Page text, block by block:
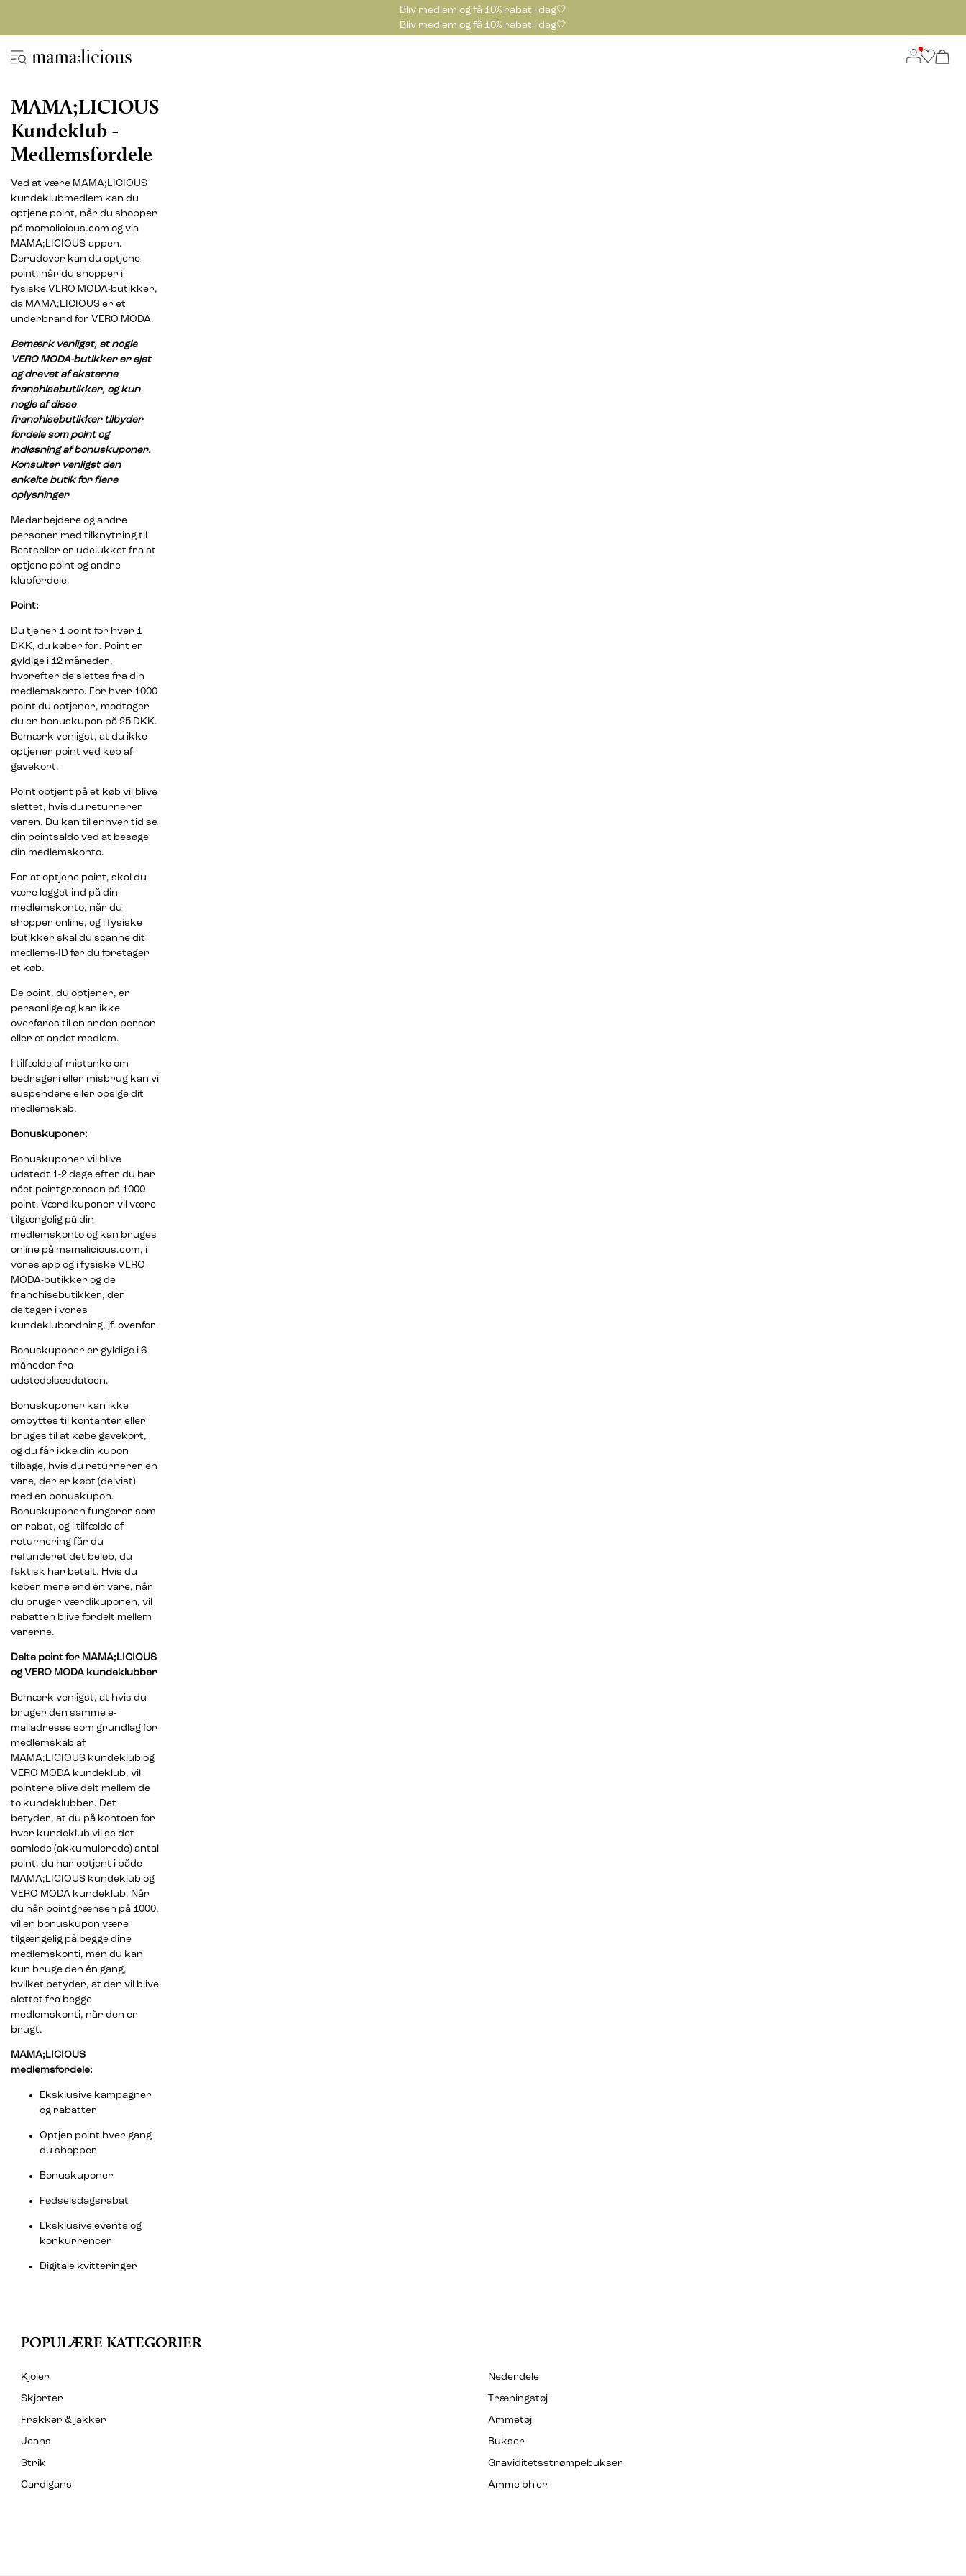
Bliv medlem og få 10% rabat i dag🤍
Bliv medlem og få 10% rabat i dag🤍
MAMA;LICIOUS
Kundeklub -
Medlemsfordele
Ved at være MAMA;LICIOUS
kundeklubmedlem kan du
optjene point, når du shopper
på mamalicious.com og via
MAMA;LICIOUS-appen.
Derudover kan du optjene
point, når du shopper i
fysiske VERO MODA-butikker,
da MAMA;LICIOUS er et
underbrand for VERO MODA.
Bemærk venligst, at nogle
VERO MODA-butikker er ejet
og drevet af eksterne
franchisebutikker, og kun
nogle af disse
franchisebutikker tilbyder
fordele som point og
indløsning af bonuskuponer.
Konsulter venligst den
enkelte butik for flere
oplysninger
Medarbejdere og andre
personer med tilknytning til
Bestseller er udelukket fra at
optjene point og andre
klubfordele.
Point:
Du tjener 1 point for hver 1
DKK, du køber for. Point er
gyldige i 12 måneder,
hvorefter de slettes fra din
medlemskonto. For hver 1000
point du optjener, modtager
du en bonuskupon på 25 DKK.
Bemærk venligst, at du ikke
optjener point ved køb af
gavekort.
Point optjent på et køb vil blive
slettet, hvis du returnerer
varen. Du kan til enhver tid se
din pointsaldo ved at besøge
din medlemskonto.
For at optjene point, skal du
være logget ind på din
medlemskonto, når du
shopper online, og i fysiske
butikker skal du scanne dit
medlems-ID før du foretager
et køb.
De point, du optjener, er
personlige og kan ikke
overføres til en anden person
eller et andet medlem.
I tilfælde af mistanke om
bedrageri eller misbrug kan vi
suspendere eller opsige dit
medlemskab.
Bonuskuponer:
Bonuskuponer vil blive
udstedt 1-2 dage efter du har
nået pointgrænsen på 1000
point. Værdikuponen vil være
tilgængelig på din
medlemskonto og kan bruges
online på mamalicious.com, i
vores app og i fysiske VERO
MODA-butikker og de
franchisebutikker, der
deltager i vores
kundeklubordning, jf. ovenfor.
Bonuskuponer er gyldige i 6
måneder fra
udstedelsesdatoen.
Bonuskuponer kan ikke
ombyttes til kontanter eller
bruges til at købe gavekort,
og du får ikke din kupon
tilbage, hvis du returnerer en
vare, der er købt (delvist)
med en bonuskupon.
Bonuskuponen fungerer som
en rabat, og i tilfælde af
returnering får du
refunderet det beløb, du
faktisk har betalt. Hvis du
køber mere end én vare, når
du bruger værdikuponen, vil
rabatten blive fordelt mellem
varerne.
Delte point for MAMA;LICIOUS
og VERO MODA kundeklubber
Bemærk venligst, at hvis du
bruger den samme e-
mailadresse som grundlag for
medlemskab af
MAMA;LICIOUS kundeklub og
VERO MODA kundeklub, vil
pointene blive delt mellem de
to kundeklubber. Det
betyder, at du på kontoen for
hver kundeklub vil se det
samlede (akkumulerede) antal
point, du har optjent i både
MAMA;LICIOUS kundeklub og
VERO MODA kundeklub. Når
du når pointgrænsen på 1000,
vil en bonuskupon være
tilgængelig på begge dine
medlemskonti, men du kan
kun bruge den én gang,
hvilket betyder, at den vil blive
slettet fra begge
medlemskonti, når den er
brugt.
MAMA;LICIOUS
medlemsfordele:
Eksklusive kampagner
og rabatter
Optjen point hver gang
du shopper
Bonuskuponer
Fødselsdagsrabat
Eksklusive events og
konkurrencer
Digitale kvitteringer
POPULÆRE KATEGORIER
Kjoler
Nederdele
Skjorter
Træningstøj
Frakker & jakker
Ammetøj
Jeans
Bukser
Strik
Graviditetsstrømpebukser
Cardigans
Amme bh'er